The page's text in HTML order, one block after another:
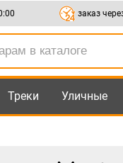
заказ
Треки Уличные